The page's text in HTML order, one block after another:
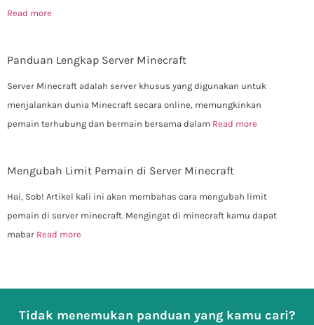
Read more
Panduan Lengkap Server Minecraft
Server Minecraft adalah server khusus yang digunakan untuk
menjalankan dunia Minecraft secara online, memungkinkan
pemain terhubung dan bermain bersama dalam Read more
Mengubah Limit Pemain di Server Minecraft
Hai, Sob! Artikel kali ini akan membahas cara mengubah limit
pemain di server minecraft. Mengingat di minecraft kamu dapat
mabar Read more
Tidak menemukan panduan yang kamu cari?